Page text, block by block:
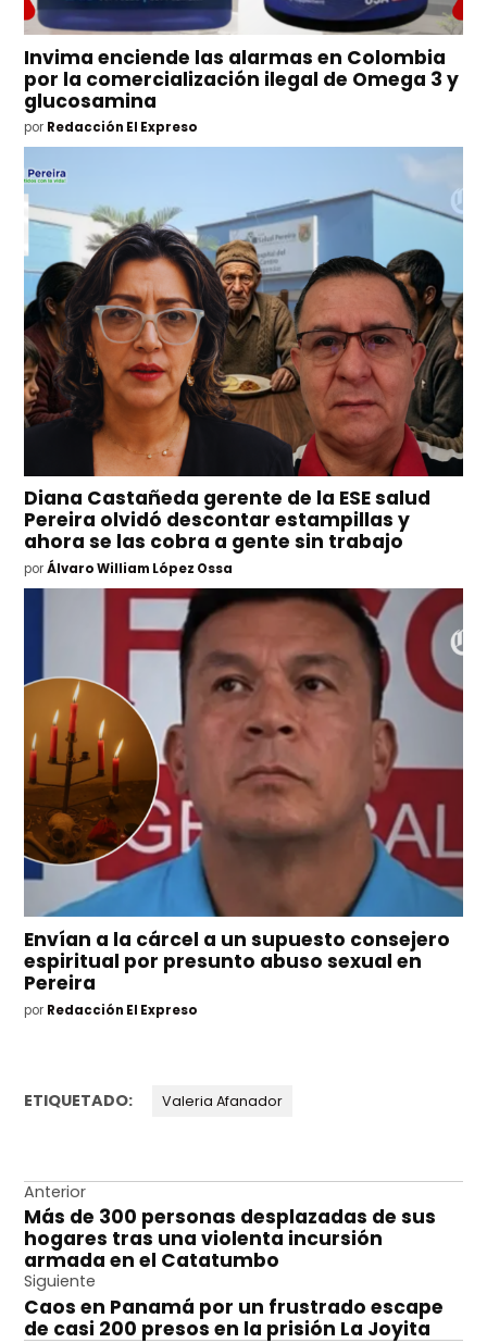
Invima enciende las alarmas en Colombia
por la comercialización ilegal de Omega 3 y
glucosamina
por Redacción El Expreso
Diana Castañeda gerente de la ESE salud
Pereira olvidó descontar estampillas y
ahora se las cobra a gente sin trabajo
por Álvaro William López Ossa
Envían a la cárcel a un supuesto consejero
espiritual por presunto abuso sexual en
Pereira
por Redacción El Expreso
ETIQUETADO: Valeria Afanador
Navegación
de
entradas
Anterior
Más de 300 personas desplazadas de sus
hogares tras una violenta incursión
armada en el Catatumbo
Siguiente
Caos en Panamá por un frustrado escape
de casi 200 presos en la prisión La Joyita